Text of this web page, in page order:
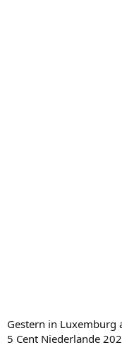
Gestern in Luxemburg
5 Cent Niederlande